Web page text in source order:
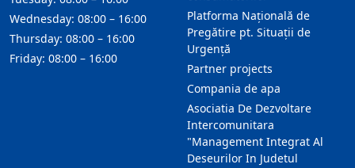
Platforma Națională de
Pregătire pt. Situații de
Urgență
Partner projects
Compania de apa
Asociatia De Dezvoltare
Intercomunitara
"Management Integrat Al
Deseurilor In Judetul
Wednesday: 08:00 – 16:00
Thursday: 08:00 – 16:00
Friday: 08:00 – 16:00